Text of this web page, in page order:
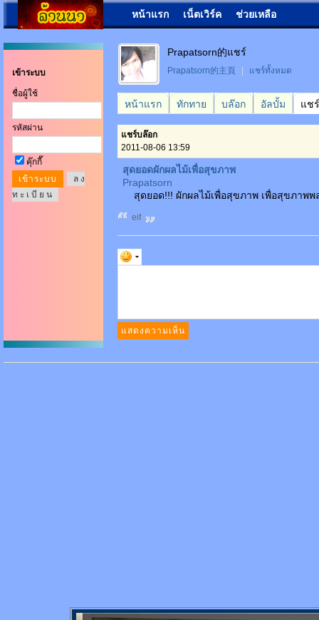
หน้าแรก เน็ตเวิร์ค ช่วยเหลือ
เข้าระบบ
ชื่อผู้ใช้
รหัสผ่าน
คุ๊กกี๊
ล ง
ท ะ เ บี ย น
Prapatsorn的แชร์
Prapatsorn的主頁 แชร์ทั้งหมด
หน้าแรก ทักทาย บล๊อก อัลบั้ม แชร์
แชร์บล๊อก
2011-08-06 13:59
สุดยอดผักผลไม้เพื่อสุขภาพ
Prapatsorn
สุดยอด!!! ผักผลไม้เพื่อสุขภาพ เพื่อสุขภาพ
eif